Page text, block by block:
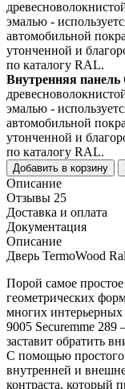
эмалью -
автомобильной
утонченной и
по каталогу RAL.
Внутренняя панель
эмалью -
автомобильной
утонченной и
по каталогу RAL.
Добавить в корзину
Описание
Отзывы 25
Доставка и оплата
Документация
Описание
Дверь TermoWood
Порой самое простое
геометрических
многих интерьерных
9005 Securemme 289
заставит обратить
С помощью простого
внутренней и
контраста, который